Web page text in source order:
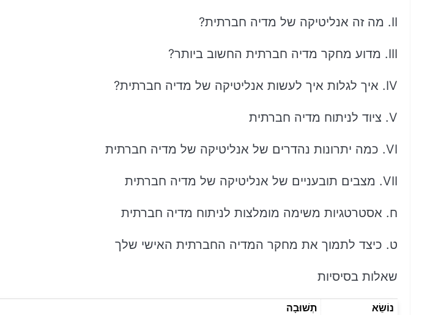
II. מה זה אנליטיקה של מדיה חברתית?
III. מדוע מחקר מדיה חברתית החשוב ביותר?
IV. איך לגלות איך לעשות אנליטיקה של מדיה חברתית?
V. ציוד לניתוח מדיה חברתית
VI. כמה יתרונות נהדרים של אנליטיקה של מדיה חברתית
VII. מצבים תובעניים של אנליטיקה של מדיה חברתית
ח. אסטרטגיות משימה מומלצות לניתוח מדיה חברתית
ט. כיצד לתמוך את מחקר המדיה החברתית האישי שלך
שאלות בסיסיות
נוֹשֵׂא
תְשׁוּבָה